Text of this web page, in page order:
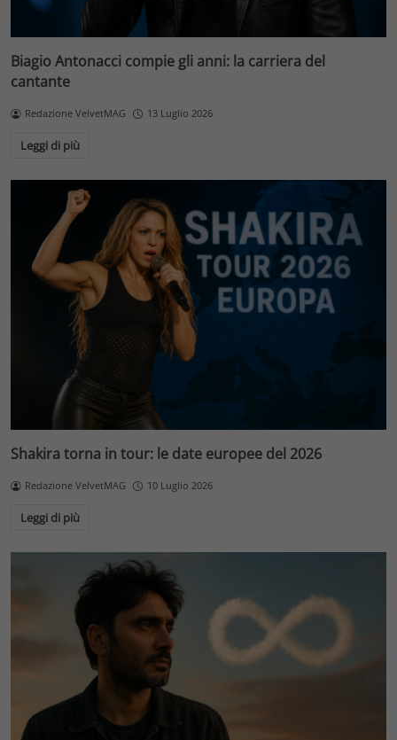
Biagio Antonacci compie gli anni: la carriera del
cantante
Redazione VelvetMAG 13 Luglio 2026
Leggi di più
Shakira torna in tour: le date europee del 2026
Redazione VelvetMAG 10 Luglio 2026
Leggi di più